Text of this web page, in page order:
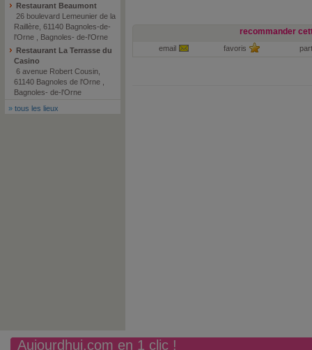
Restaurant Beaumont
26 boulevard Lemeunier de la
Raillère, 61140 Bagnoles-de-
l'Orne , Bagnoles- de-l'Orne
Restaurant La Terrasse du
Casino
6 avenue Robert Cousin,
61140 Bagnoles de l'Orne ,
Bagnoles- de-l'Orne
» tous les lieux
recommander
email favoris
Aujourdhui.com en 1 clic !